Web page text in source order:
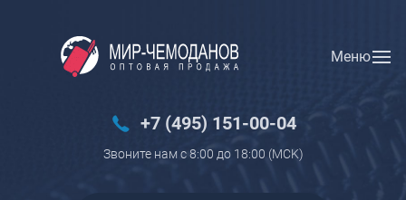
Меню
+7 (495) 151-00-04
Звоните нам с 8:00 до 18:00 (МCK)
Вход Регистрация
Багаж
Чемоданы